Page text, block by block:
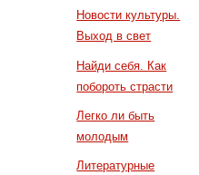
Новости культуры.
Выход в свет
Найди себя. Как
побороть страсти
Легко ли быть
молодым
Литературные